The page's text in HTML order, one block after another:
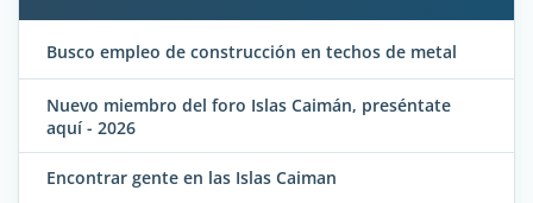
Busco empleo de construcción en techos de metal
Nuevo miembro del foro Islas Caimán, preséntate
aquí - 2026
Encontrar gente en las Islas Caiman